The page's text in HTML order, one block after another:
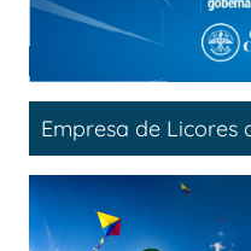
Empresa de Licores